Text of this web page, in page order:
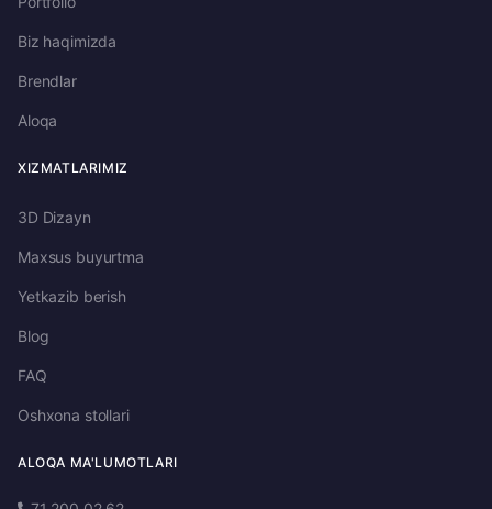
Biz haqimizda
Brendlar
Aloqa
XIZMATLARIMIZ
3D Dizayn
Maxsus buyurtma
Yetkazib berish
Blog
FAQ
Oshxona stollari
ALOQA MA'LUMOTLARI